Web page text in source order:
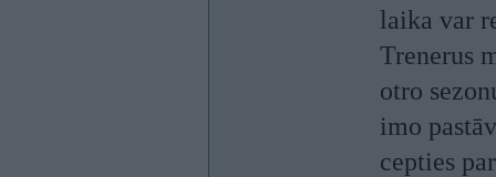
laika var
Trenerus
otro
imo
cepties